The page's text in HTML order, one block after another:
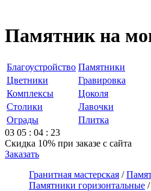
Памятник на
Благоустройство Памятники
Цветники
Гравировка
Комплексы
Цоколя
Столики
Лавочки
Ограды
Плитка
03 05 : 04 : 23
Скидка 10% при заказе с сайта
Заказать
Гранитная мастерская /
Памятники горизонтальные /